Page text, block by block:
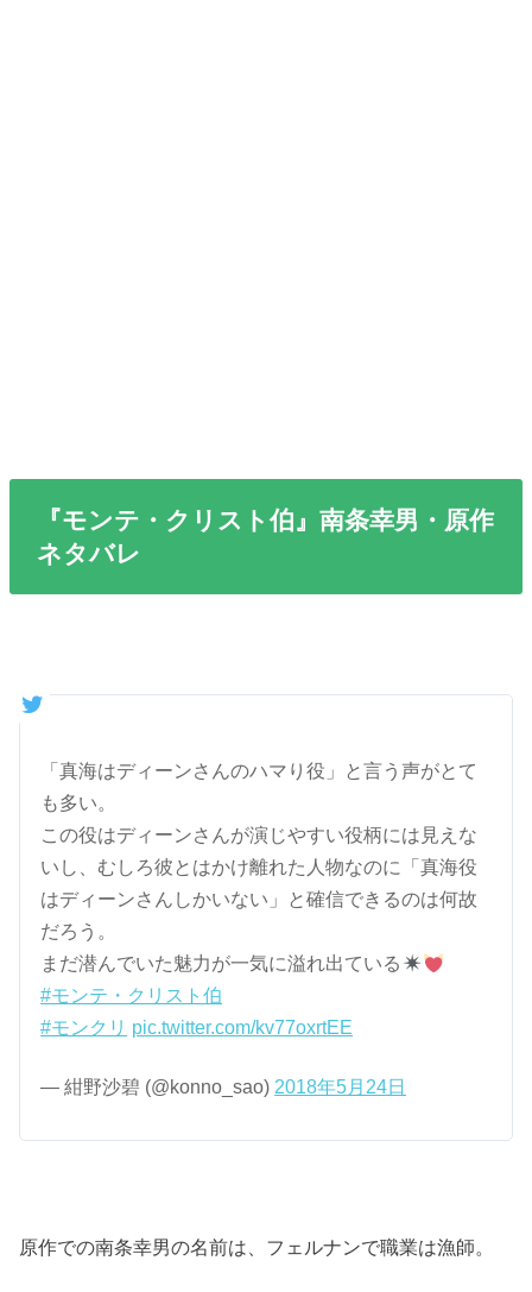
『モンテ・クリスト伯』南条幸男・原作
ネタバレ
「真海はディーンさんのハマり役」と言う声がとて
も多い。
この役はディーンさんが演じやすい役柄には見えな
いし、むしろ彼とはかけ離れた人物なのに「真海役
はディーンさんしかいない」と確信できるのは何故
だろう。
まだ潜んでいた魅力が一気に溢れ出ている
#モンテ・クリスト伯
#モンクリ pic.twitter.com/kv77oxrtEE
— 紺野沙碧 (@konno_sao) 2018年5月24日
原作での南条幸男の名前は、フェルナンで職業は漁師。